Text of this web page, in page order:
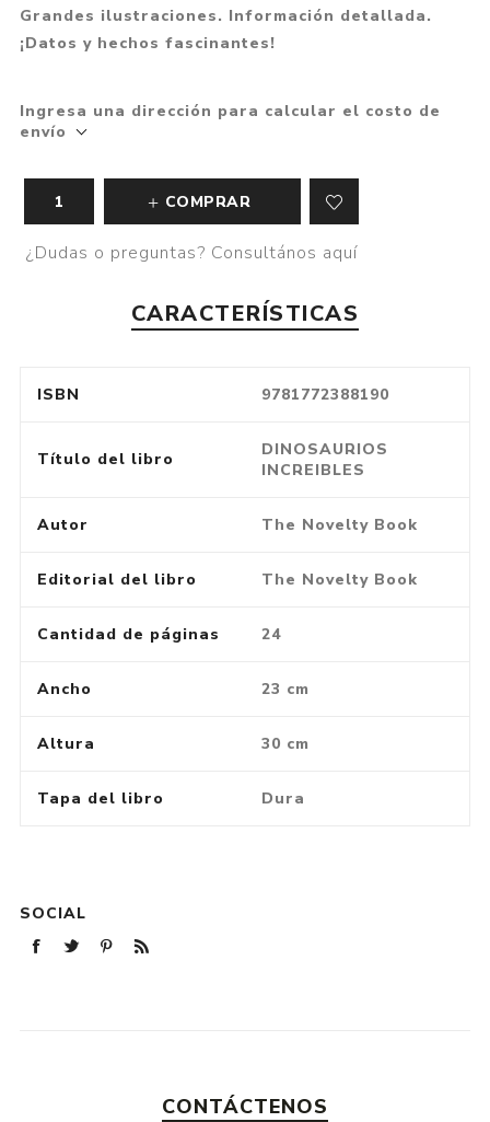
Grandes ilustraciones. Información detallada.
¡Datos y hechos fascinantes!
Ingresa una dirección para calcular el costo de
envío
COMPRAR
¿Dudas o preguntas? Consultános aquí
CARACTERÍSTICAS
ISBN 9781772388190
Título del libro
DINOSAURIOS
INCREIBLES
Autor The Novelty Book
Editorial del libro The Novelty Book
Cantidad de páginas 24
Ancho 23 cm
Altura 30 cm
Tapa del libro Dura
SOCIAL
CONTÁCTENOS